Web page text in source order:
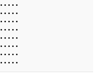
• • • • •
• • • • •
• • • • •
• • • • •
• • • • •
• • • • •
• • • • •
• • • • •